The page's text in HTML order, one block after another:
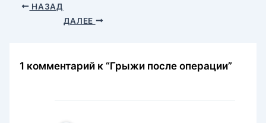
НАЗАД
ДАЛЕЕ
1 комментарий к “Грыжи после операции”